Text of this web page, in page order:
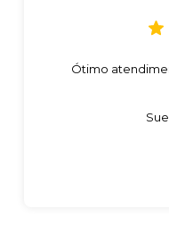
Ótimo